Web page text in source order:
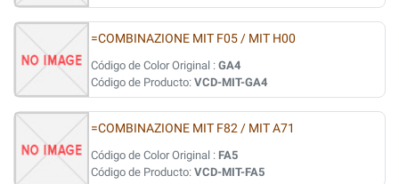
=COMBINAZIONE MIT F05 / MIT H00
Código de Color Original : GA4
Código de Producto: VCD-MIT-GA4
=COMBINAZIONE MIT F82 / MIT A71
Código de Color Original : FA5
Código de Producto: VCD-MIT-FA5